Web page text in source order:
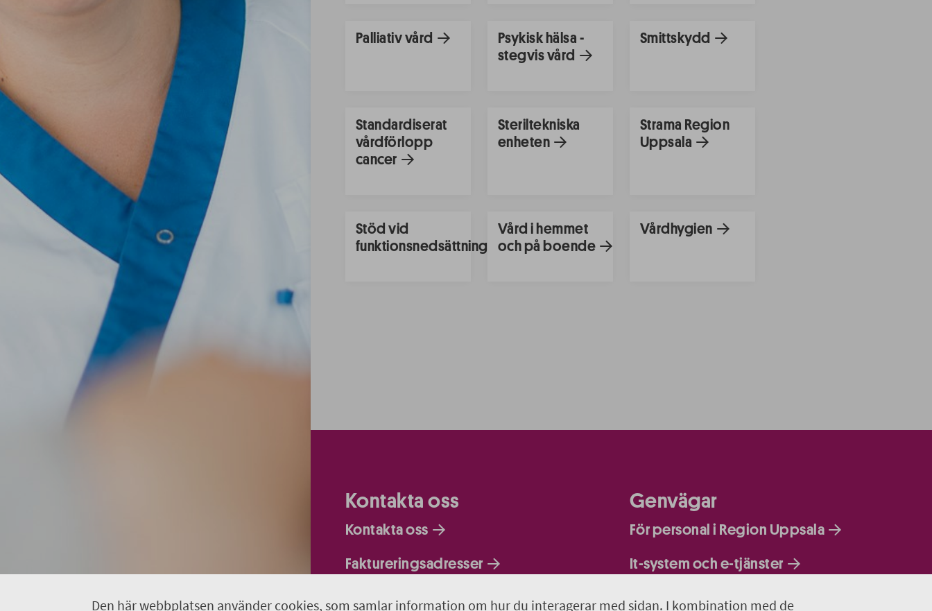
Den här webbplatsen använder cookies, som samlar information om hur du interagerar med sidan. I kombination med de
Palliativ vård
Psykisk hälsa -
stegvis vård
Smittskydd
Standardiserat
vårdförlopp
cancer
Steriltekniska
enheten
Strama Region
Uppsala
Stöd vid
funktionsnedsättning
Vård i hemmet
och på boende
Vårdhygien
Kontakta oss
Kontakta oss
Faktureringsadresser
Om webbplatsen
Genvägar
För personal i Region Uppsala
It-system och e-tjänster